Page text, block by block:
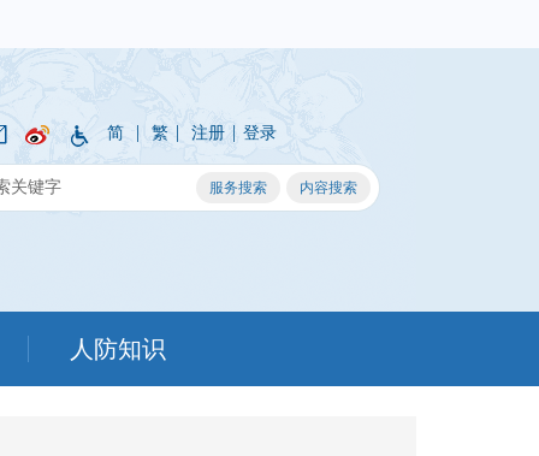
简 | 繁 | 注册 | 登录
人防知识